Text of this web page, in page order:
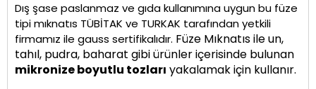
Dış şase paslanmaz ve gıda kullanımına uygun bu füze
tipi mıknatıs TÜBİTAK ve TURKAK tarafından yetkili
firmamız ile gauss sertifikalıdır. Füze Mıknatıs ile un,
tahıl, pudra, baharat gibi ürünler içerisinde bulunan
mikronize boyutlu tozları yakalamak için kullanır.